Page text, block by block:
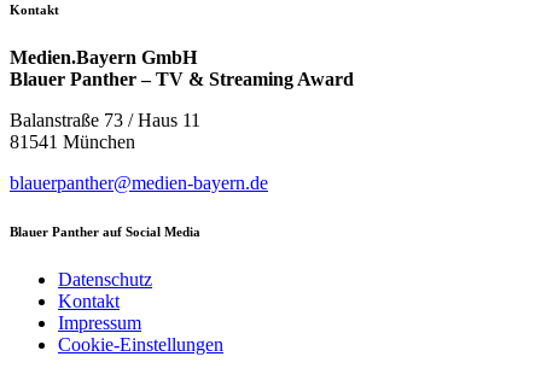
Kontakt
Medien.Bayern GmbH
Blauer Panther – TV & Streaming Award
Balanstraße 73 / Haus 11
81541 München
blauerpanther@medien-bayern.de
Blauer Panther auf Social Media
Datenschutz
Kontakt
Impressum
Cookie-Einstellungen